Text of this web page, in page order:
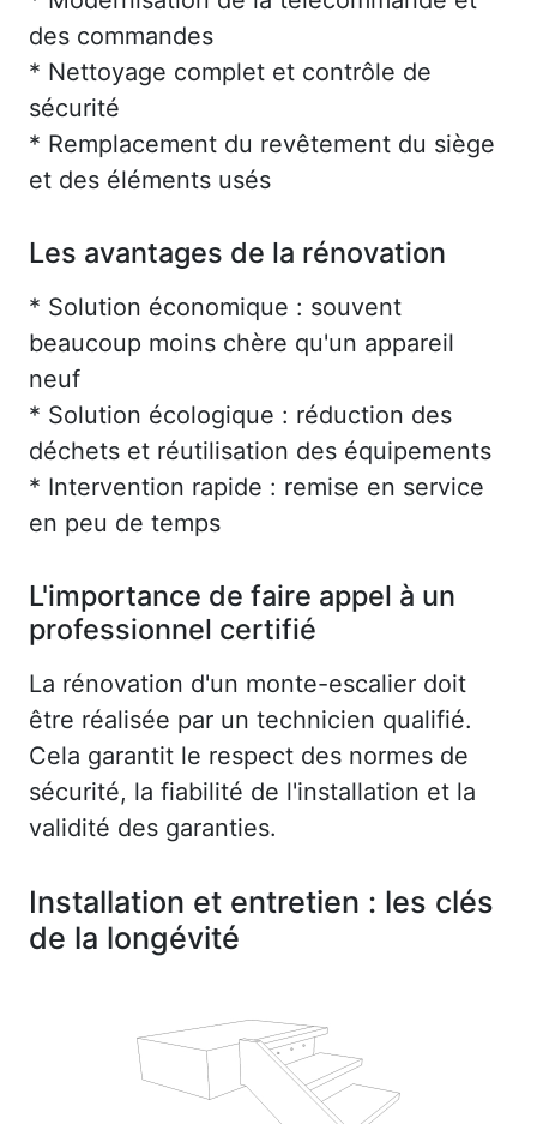
des commandes
* Nettoyage complet et contrôle de
sécurité
* Remplacement du revêtement du siège
et des éléments usés
Les avantages de la rénovation
* Solution économique : souvent
beaucoup moins chère qu'un appareil
neuf
* Solution écologique : réduction des
déchets et réutilisation des équipements
* Intervention rapide : remise en service
en peu de temps
L'importance de faire appel à un
professionnel certifié
La rénovation d'un monte-escalier doit
être réalisée par un technicien qualifié.
Cela garantit le respect des normes de
sécurité, la fiabilité de l'installation et la
validité des garanties.
Installation et entretien : les clés
de la longévité